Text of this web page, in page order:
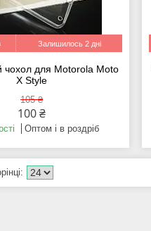
Залишилось 2 дні
чохол для Motorola Moto
X Style
105 ₴
100 ₴
Оптом і в роздріб